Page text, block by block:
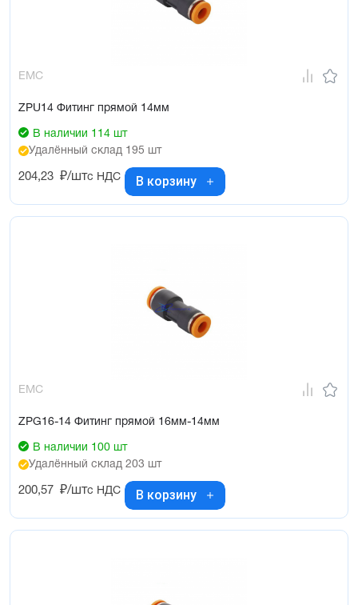
EMC
ZPU14 Фитинг прямой 14мм
В наличии 114 шт
Удалённый склад 195 шт
204,23 ₽/штс НДС В корзину
EMC
ZPG16-14 Фитинг прямой 16мм-14мм
В наличии 100 шт
Удалённый склад 203 шт
200,57 ₽/штс НДС В корзину